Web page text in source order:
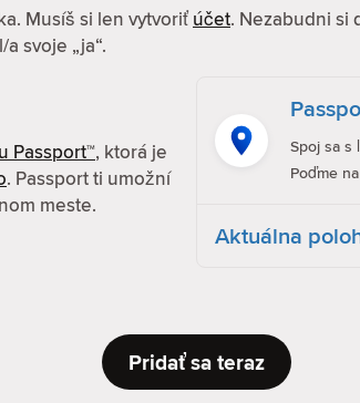
Musíš si len vytvoriť účet. Nezabudni si
svoje „ja“.
Passport™, ktorá je
. Passport ti umožní
meste.
Spoj sa s
Poďme
Aktuálna
Pridať sa teraz